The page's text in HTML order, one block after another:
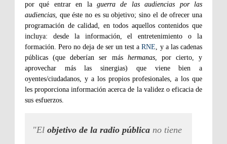
por qué entrar en la guerra de las audiencias por las
audiencias, que éste no es su objetivo; sino el de ofrecer una
programación de calidad, en todos aquellos contenidos que
incluya: desde la información, el entretenimiento o la
formación. Pero no deja de ser un test aRNE, y a las cadenas
públicas (que deberían ser más hermanas, por cierto, y
aprovechar más las sinergias) que viene bien a
oyentes/ciudadanos, y a los propios profesionales, a los que
les proporciona información acerca de la validez o eficacia de
sus esfuerzos.
"El objetivo de la radio pública no tiene